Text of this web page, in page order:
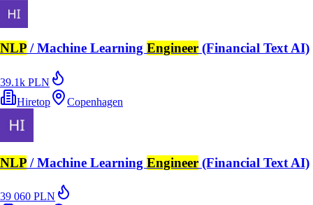
NLP / Machine Learning Engineer (Financial Text AI)
39.1k PLN
Hiretop
Copenhagen
NLP / Machine Learning Engineer (Financial Text AI)
39 060 PLN